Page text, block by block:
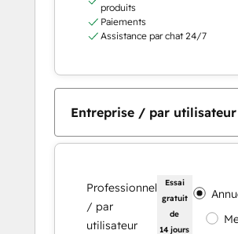
produits
Paiements
Assistance par chat 24/7
Entreprise / par utilisateur
Professionnel
/ par
utilisateur
Essai
gratuit
de
14 jours